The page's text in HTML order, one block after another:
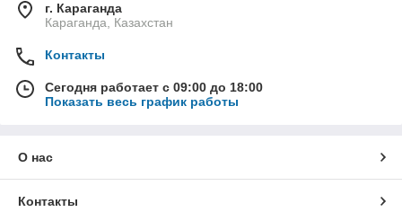
г. Караганда
Караганда, Казахстан
Контакты
Сегодня работает с 09:00 до 18:00
Показать весь график работы
О нас
Контакты